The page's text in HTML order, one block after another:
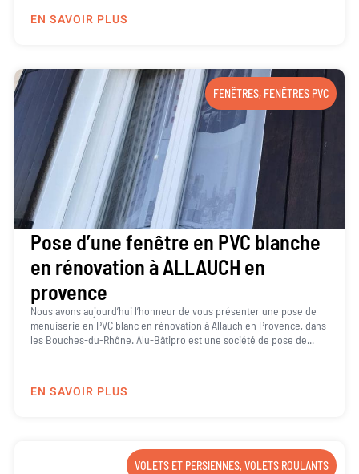
EN SAVOIR PLUS
FENÊTRES, FENÊTRES PVC
Pose d’une fenêtre en PVC blanche
en rénovation à ALLAUCH en
provence
Nous avons aujourd’hui l’honneur de vous présenter une pose de
menuiserie en PVC blanc en rénovation à Allauch en Provence, dans
les Bouches-du-Rhône. Alu-Bâtipro est une société de pose de...
EN SAVOIR PLUS
VOLETS ET PERSIENNES,VOLETS ROULANTS